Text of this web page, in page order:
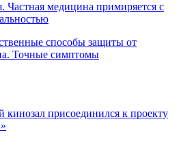
Частная медицина примиряется с
способы защиты от
Точные симптомы
кинозал присоединился к проекту